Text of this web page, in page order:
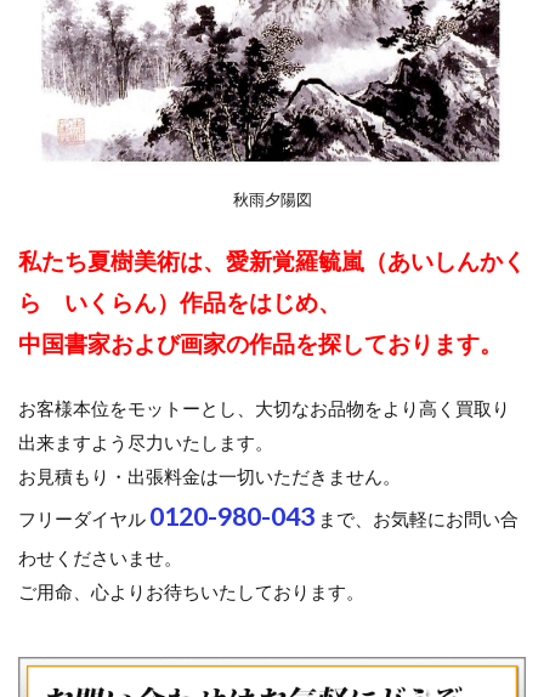
秋雨夕陽図
私たち夏樹美術は、愛新覚羅毓嵐（あいしんかく
ら いくらん）作品をはじめ、
中国書家および画家の作品を探しております。
お客様本位をモットーとし、大切なお品物をより高く買取り
出来ますよう尽力いたします。
お見積もり・出張料金は一切いただきません。
フリーダイヤル 0120-980-043 まで、お気軽にお問い合
わせくださいませ。
ご用命、心よりお待ちいたしております。